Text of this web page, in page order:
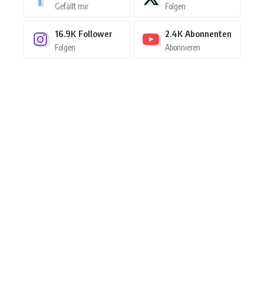
Gefällt mir Folgen
16.9K Follower
Folgen
2.4K Abonnenten
Abonnieren